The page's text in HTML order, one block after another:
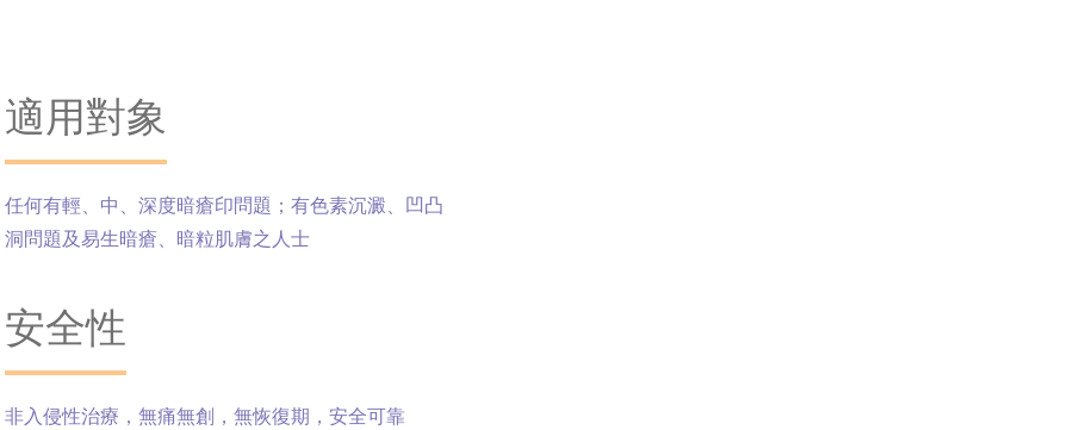
適用對象
任何有輕、中、深度暗瘡印問題；有色素沉澱、凹凸
洞問題及易生暗瘡、暗粒肌膚之人士
安全性
非入侵性治療，無痛無創，無恢復期，安全可靠